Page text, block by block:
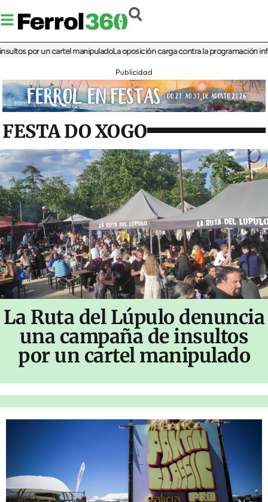
por un cartel manipuladoLa oposición carga contra la programación infantil
Publicidad
FESTA DO XOGO
La Ruta del Lúpulo denuncia
una campaña de insultos
por un cartel manipulado